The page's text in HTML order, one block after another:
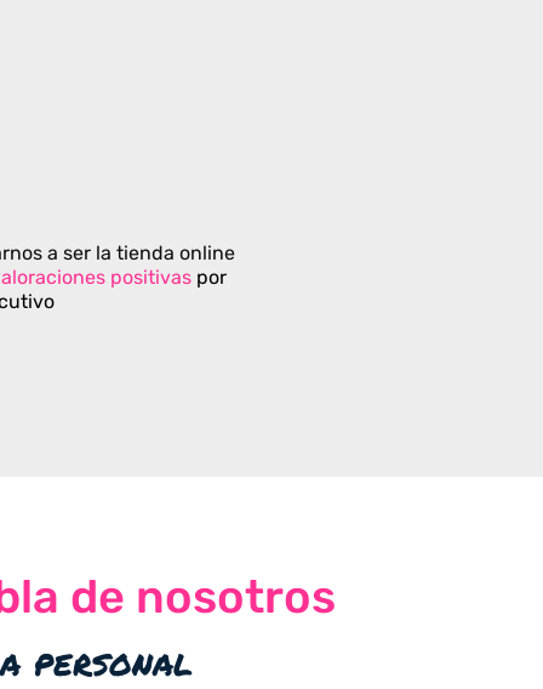
a ser la tienda online
positivas por
de nosotros
personal